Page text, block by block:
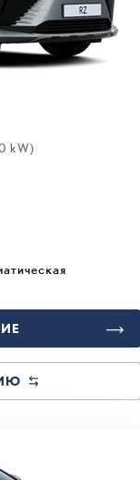
kW)